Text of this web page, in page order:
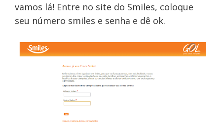
vamos lá! Entre no site do Smiles, coloque
seu número smiles e senha e dê ok.